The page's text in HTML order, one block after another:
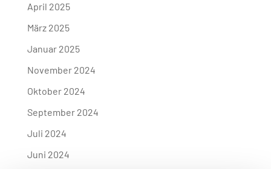
April 2025
März 2025
Januar 2025
November 2024
Oktober 2024
September 2024
Juli 2024
Juni 2024